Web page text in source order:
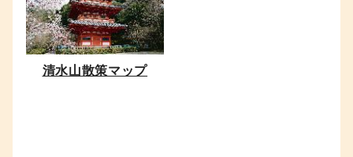
清水山散策マップ